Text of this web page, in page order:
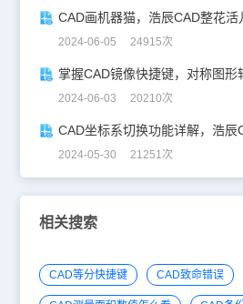
CAD画机器猫，浩辰CAD整花活
2024-06-05 24915次
掌握CAD镜像快捷键，对称图形
2024-06-03 20210次
2024-05-30 21251次
相关搜索
CAD等分快捷键 CAD致命错误